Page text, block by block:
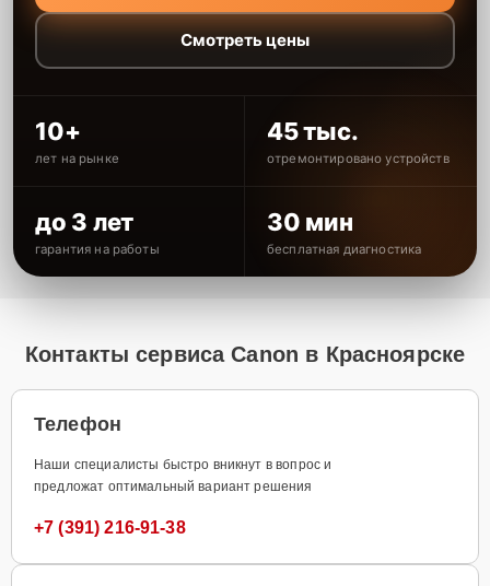
Смотреть цены
10+
лет на рынке
45 тыс.
отремонтировано устройств
до 3 лет
гарантия на работы
30 мин
бесплатная диагностика
Контакты сервиса Canon в Красноярске
Телефон
Наши специалисты быстро вникнут в вопрос и
предложат оптимальный вариант решения
+7 (391) 216-91-38